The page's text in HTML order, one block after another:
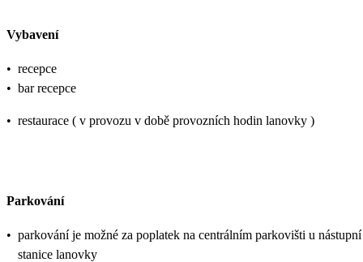
Vybavení
• recepce
• bar recepce
• restaurace ( v provozu v době provozních hodin lanovky )
Parkování
• parkování je možné za poplatek na centrálním parkovišti u nástupní
stanice lanovky